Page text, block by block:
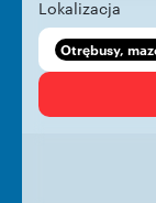
Lokalizacja
Otrębusy,